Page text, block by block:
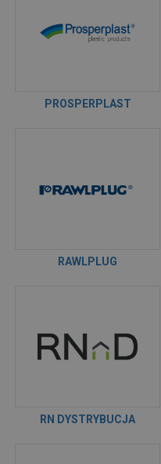
PROSPERPLAST
RAWLPLUG
RN DYSTRYBUCJA